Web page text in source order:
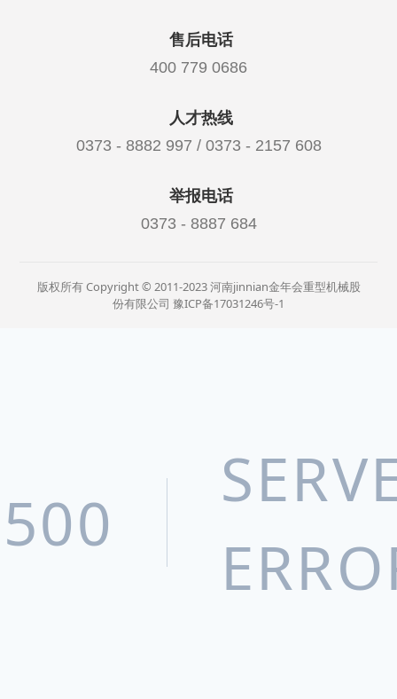
售后电话
400 779 0686
人才热线
0373 - 8882 997 / 0373 - 2157 608
举报电话
0373 - 8887 684
版权所有 Copyright © 2011-2023 河南jinnian金年会重型机械股
份有限公司 豫ICP备17031246号-1
500